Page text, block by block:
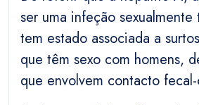
ser uma infeção sexualmente
tem estado associada a
que têm sexo com homens,
que envolvem contacto